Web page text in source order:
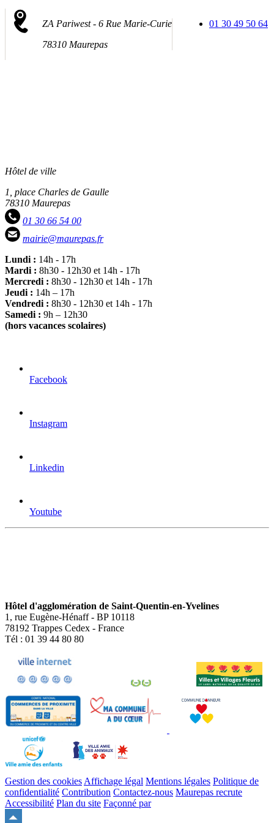
ZA Pariwest - 6 Rue Marie-Curie
78310 Maurepas
01 30 49 50 64
Hôtel de ville
1, place Charles de Gaulle
78310 Maurepas
01 30 66 54 00
mairie@maurepas.fr
Lundi : 14h - 17h
Mardi : 8h30 - 12h30 et 14h - 17h
Mercredi : 8h30 - 12h30 et 14h - 17h
Jeudi : 14h – 17h
Vendredi : 8h30 - 12h30 et 14h - 17h
Samedi : 9h – 12h30
(hors vacances scolaires)
Facebook
Instagram
Linkedin
Youtube
Hôtel d'agglomération de Saint-Quentin-en-Yvelines
1, rue Eugène-Hénaff - BP 10118
78192 Trappes Cedex - France
Tél : 01 39 44 80 80
Gestion des cookies Affichage légal Mentions légales Politique de
confidentialité Contribution Contactez-nous Maurepas recrute
Accessibilité Plan du site Façonné par